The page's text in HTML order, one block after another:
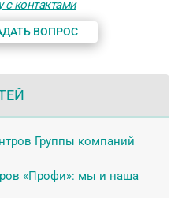
с контактами
ВОПРОС
Группы компаний
«Профи»: мы и наша